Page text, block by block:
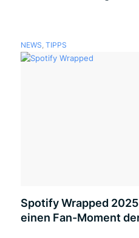
NEWS, TIPPS
Spotify Wrapped
einen Fan-Moment